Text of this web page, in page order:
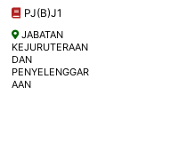
PJ(B)J1
JABATAN
KEJURUTERAAN
DAN
PENYELENGGAR
AAN